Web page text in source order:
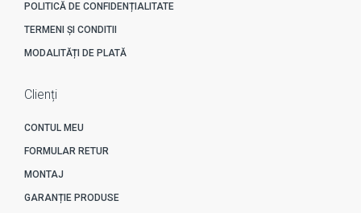
POLITICĂ DE CONFIDENȚIALITATE
TERMENI ȘI CONDITII
MODALITĂȚI DE PLATĂ
Clienți
CONTUL MEU
FORMULAR RETUR
MONTAJ
GARANȚIE PRODUSE